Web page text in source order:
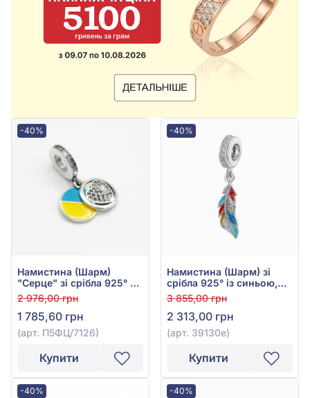
-40%
Намистина (Шарм)
"Серце" зі срібла 925° з
червоним фіанітом/
куб.цирконієм, арт.
П5ФЦ/7126
2 976,00 грн
1 785,60 грн
(арт. П5ФЦ/7126)
Купити
-40%
Намистина (Шарм) зі
срібла 925° із синьою,
блакитною, червоною та
жовтою емаллю і
фіанітом/куб.цирконієм,
арт. 39130е
3 855,00 грн
2 313,00 грн
(арт. 39130е)
Купити
-40% -40%